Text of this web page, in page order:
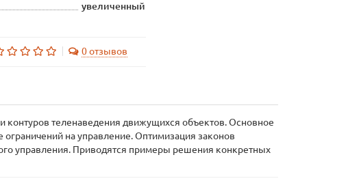
увеличенный
0 отзывов
контуров теленаведения движущихся объектов. Основное
на управление. Оптимизация законов
управления. Приводятся примеры решения конкретных